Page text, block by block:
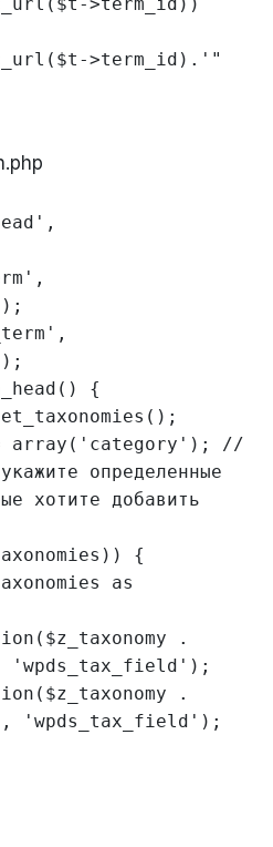
>term_id).'"
{
определенные
хотите добавить
'wpds_tax_field');
'wpds_tax_field');